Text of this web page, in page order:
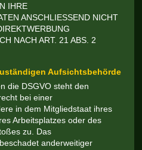
IHRE
ANSCHLIESSEND NICHT
NACH ART. 21 ABS. 2
Aufsichts­behörde
die DSGVO steht den
bei einer
in dem Mitgliedstaat ihres
Arbeitsplatzes oder des
zu. Das
anderweitiger